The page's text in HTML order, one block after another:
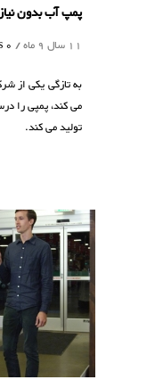
پمپ آب بدون
11 سال 9 ماه /
0 comments
به تازگی یکی از
می کند، پمپی را
تولید می کند.